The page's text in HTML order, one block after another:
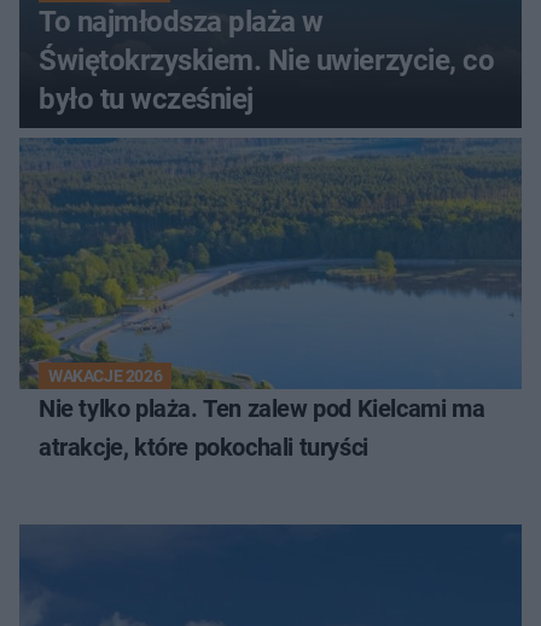
To najmłodsza plaża w
Świętokrzyskiem. Nie uwierzycie, co
było tu wcześniej
WAKACJE 2026
Nie tylko plaża. Ten zalew pod Kielcami ma
atrakcje, które pokochali turyści